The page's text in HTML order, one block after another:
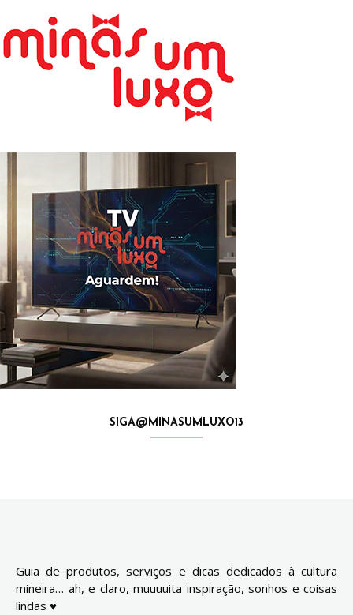
SIGA@MINASUMLUXO13
Guia de produtos, serviços e dicas dedicados à cultura
mineira… ah, e claro, muuuuita inspiração, sonhos e coisas
lindas ♥